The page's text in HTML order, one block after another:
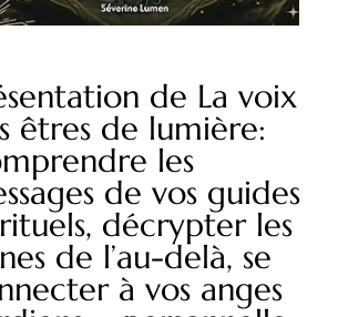
de La voix
êtres de lumière:
les
de vos guides
décrypter les
de l’au-delà, se
à vos anges